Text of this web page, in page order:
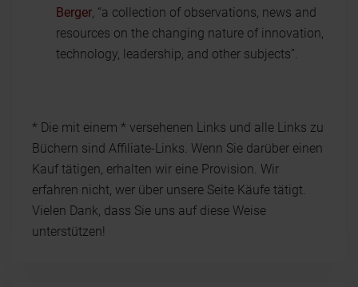
Berger, “a collection of observations, news and
resources on the changing nature of innovation,
technology, leadership, and other subjects”.
* Die mit einem * versehenen Links und alle Links zu
Büchern sind Affiliate-Links. Wenn Sie darüber einen
Kauf tätigen, erhalten wir eine Provision. Wir
erfahren nicht, wer über unsere Seite Käufe tätigt.
Vielen Dank, dass Sie uns auf diese Weise
unterstützen!